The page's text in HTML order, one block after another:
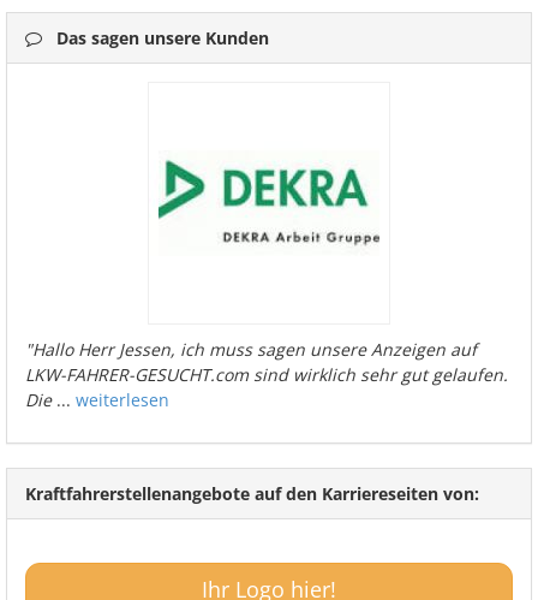
Das sagen unsere Kunden
"Hallo Herr Jessen, ich muss sagen unsere Anzeigen auf
LKW-FAHRER-GESUCHT.com sind wirklich sehr gut gelaufen.
Die... weiterlesen
Kraftfahrerstellenangebote auf den Karriereseiten von:
Ihr Logo hier!